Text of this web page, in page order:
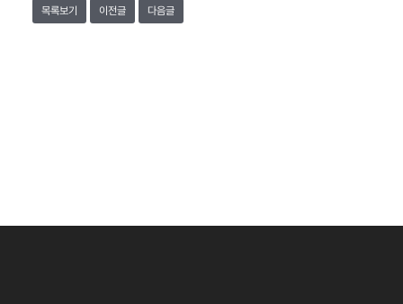
목록보기 이전글 다음글